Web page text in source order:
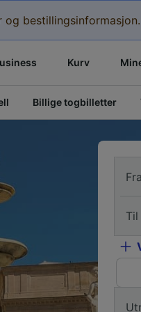
og bestillingsinformasjon.
Kurv
Billige togbilletter
Til